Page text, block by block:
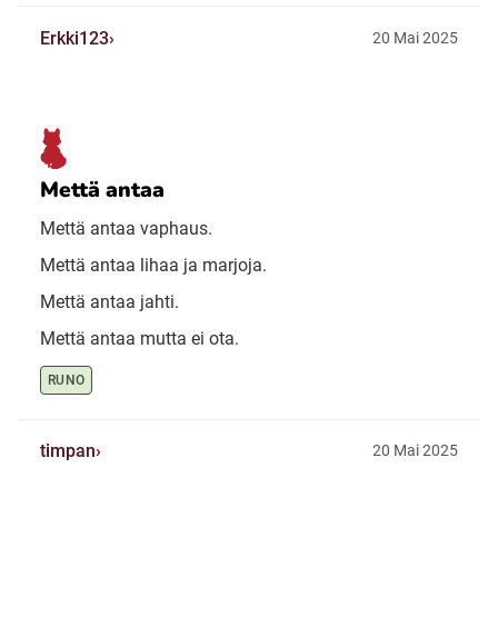
Erkki123 20 Mai 2025
Mettä antaa
Mettä antaa vaphaus.
Mettä antaa lihaa ja marjoja.
Mettä antaa jahti.
Mettä antaa mutta ei ota.
RUNO
timpan 20 Mai 2025